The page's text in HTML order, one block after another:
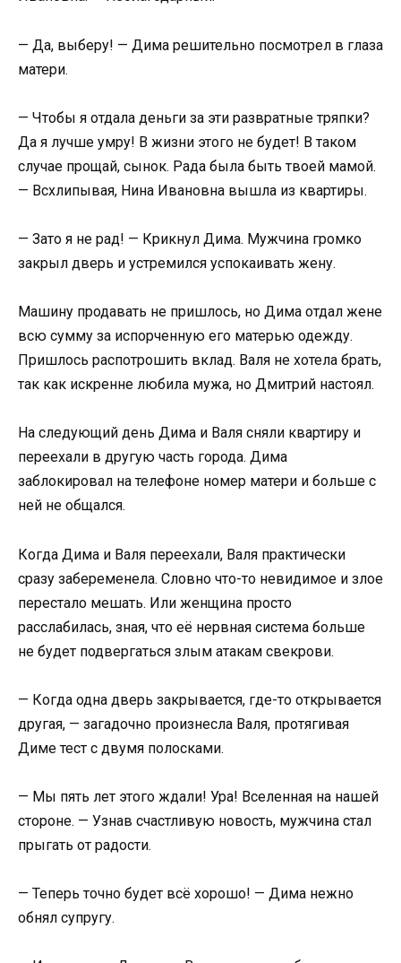
— Да, выберу! — Дима решительно посмотрел в глаза
матери.
— Чтобы я отдала деньги за эти развратные тряпки?
Да я лучше умру! В жизни этого не будет! В таком
случае прощай, сынок. Рада была быть твоей мамой.
— Всхлипывая, Нина Ивановна вышла из квартиры.
— Зато я не рад! — Крикнул Дима. Мужчина громко
закрыл дверь и устремился успокаивать жену.
Машину продавать не пришлось, но Дима отдал жене
всю сумму за испорченную его матерью одежду.
Пришлось распотрошить вклад. Валя не хотела брать,
так как искренне любила мужа, но Дмитрий настоял.
На следующий день Дима и Валя сняли квартиру и
переехали в другую часть города. Дима
заблокировал на телефоне номер матери и больше с
ней не общался.
Когда Дима и Валя переехали, Валя практически
сразу забеременела. Словно что-то невидимое и злое
перестало мешать. Или женщина просто
расслабилась, зная, что её нервная система больше
не будет подвергаться злым атакам свекрови.
— Когда одна дверь закрывается, где-то открывается
другая, — загадочно произнесла Валя, протягивая
Диме тест с двумя полосками.
— Мы пять лет этого ждали! Ура! Вселенная на нашей
стороне. — Узнав счастливую новость, мужчина стал
прыгать от радости.
— Теперь точно будет всё хорошо! — Дима нежно
обнял супругу.